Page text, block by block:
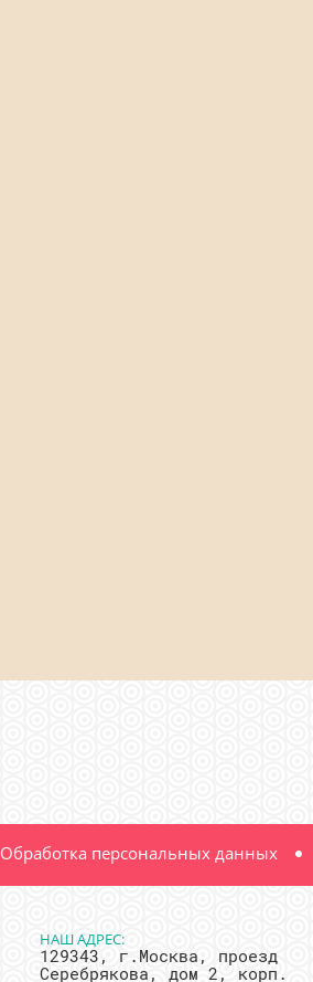
Обработка персональных данных
НАШ АДРЕС:
129343, г.Москва, проезд
Серебрякова, дом 2, корп.